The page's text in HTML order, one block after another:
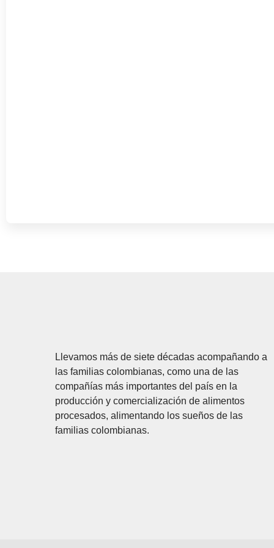
Llevamos más de siete décadas acompañando a
las familias colombianas, como una de las
compañías más importantes del país en la
producción y comercialización de alimentos
procesados, alimentando los sueños de las
familias colombianas.